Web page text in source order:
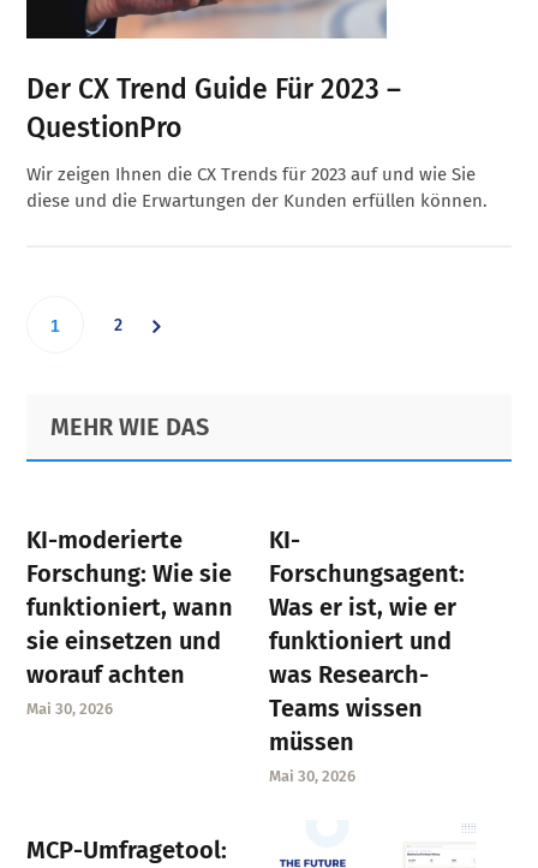
Der CX Trend Guide Für 2023 –
QuestionPro
Wir zeigen Ihnen die CX Trends für 2023 auf und wie Sie
diese und die Erwartungen der Kunden erfüllen können.
Go
page
1 Go
page
2
Primary
Sidebar
Footer
MEHR WIE DAS
KI-moderierte
Forschung: Wie sie
funktioniert, wann
sie einsetzen und
worauf achten
Mai 30, 2026
KI-
Forschungsagent:
Was er ist, wie er
funktioniert und
was Research-
Teams wissen
müssen
Mai 30, 2026
MCP-Umfragetool: